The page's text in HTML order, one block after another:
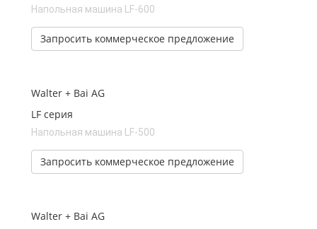
Напольная машина LF-600
Запросить коммерческое предложение
Walter + Bai AG
LF серия
Напольная машина LF-500
Запросить коммерческое предложение
Walter + Bai AG